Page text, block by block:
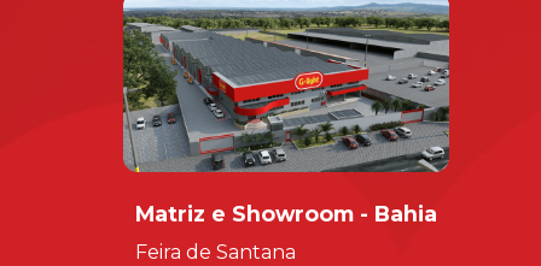
Matriz e Showroom - Bahia
Feira de Santana